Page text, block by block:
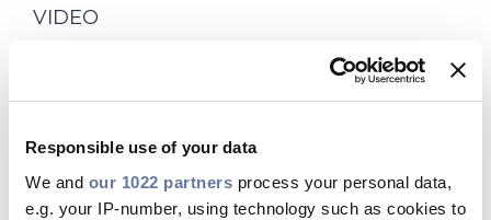
Responsible use of your data
We and our 1022 partners process your personal data,
e.g. your IP-number, using technology such as cookies to
VIDEO
Prysmian Cable-appen er det digitale
lommeverktøysettet for elektrofagfolk. Enten
det er for installatører på stedet eller